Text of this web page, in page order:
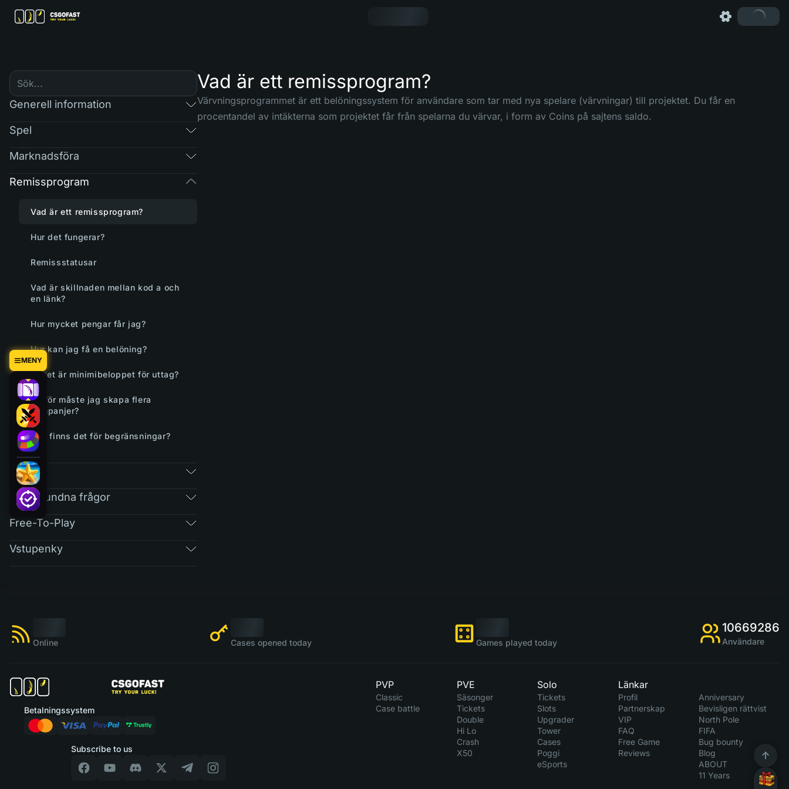
MENY
Generell information
Spel
Marknadsföra
Remissprogram
Vad är ett remissprogram?
Hur det fungerar?
Remissstatusar
Vad är skillnaden mellan kod a och
en länk?
Hur mycket pengar får jag?
Hur kan jag få en belöning?
Vilket är minimibeloppet för uttag?
Varför måste jag skapa flera
kampanjer?
Vad finns det för begränsningar?
RAIN
Regelbundna frågor
Free-To-Play
Vstupenky
Vad är ett remissprogram?
Värvningsprogrammet är ett belöningssystem för användare som tar med nya spelare (värvningar) till projektet. Du får en
procentandel av intäkterna som projektet får från spelarna du värvar, i form av Coins på sajtens saldo.
Online Cases opened today Games played today
10669286
Användare
Subscribe to us
Betalningssystem
PVP
Classic
Case battle
PVE
Säsonger
Tickets
Double
Hi Lo
Crash
X50
Solo
Tickets
Slots
Upgrader
Tower
Cases
Poggi
eSports
Länkar
Profil
Partnerskap
VIP
FAQ
Free Game
Reviews
Anniversary
Bevisligen rättvist
North Pole
FIFA
Bug bounty
Blog
ABOUT
11 Years